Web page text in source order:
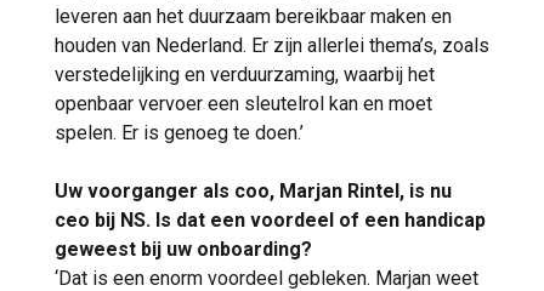
leveren aan het duurzaam bereikbaar maken en
houden van Nederland. Er zijn allerlei thema’s, zoals
verstedelijking en verduurzaming, waarbij het
openbaar vervoer een sleutelrol kan en moet
spelen. Er is genoeg te doen.’
Uw voorganger als coo, Marjan Rintel, is nu
ceo bij NS. Is dat een voordeel of een handicap
geweest bij uw onboarding?
‘Dat is een enorm voordeel gebleken. Marjan weet